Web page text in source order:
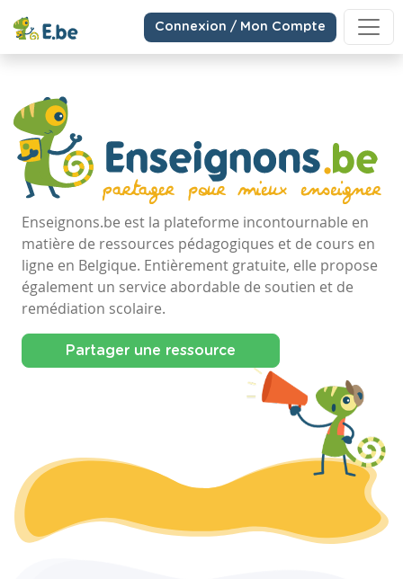
Connexion / Mon Compte
Enseignons.be est la plateforme incontournable en
matière de ressources pédagogiques et de cours en
ligne en Belgique. Entièrement gratuite, elle propose
également un service abordable de soutien et de
remédiation scolaire.
Partager une ressource